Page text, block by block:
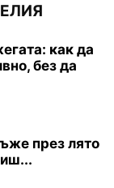
как да
без да
през лято